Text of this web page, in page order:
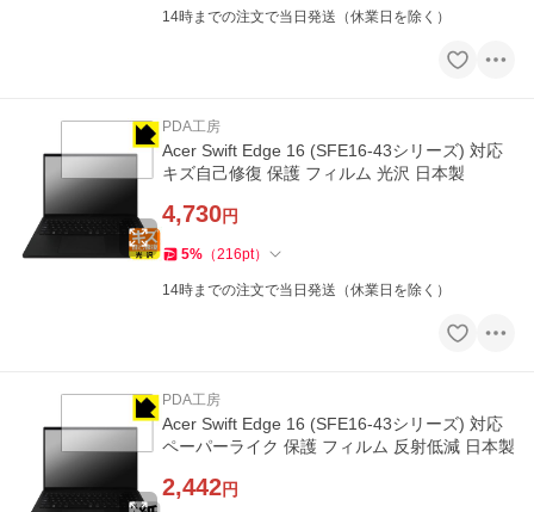
14時までの注文で当日発送（休業日を除く）
PDA工房
Acer Swift Edge 16 (SFE16-43シリーズ) 対応
キズ自己修復 保護 フィルム 光沢 日本製
4,730円
5% （216pt）
14時までの注文で当日発送（休業日を除く）
PDA工房
Acer Swift Edge 16 (SFE16-43シリーズ) 対応
ペーパーライク 保護 フィルム 反射低減 日本製
2,442円